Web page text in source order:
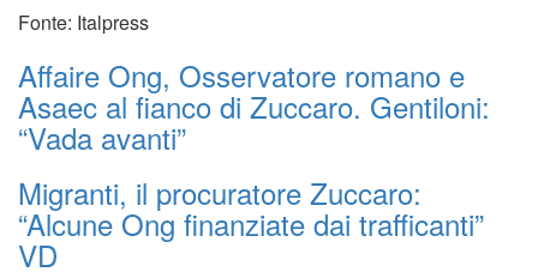
Fonte: Italpress
Affaire Ong, Osservatore romano e
Asaec al fianco di Zuccaro. Gentiloni:
“Vada avanti”
Migranti, il procuratore Zuccaro:
“Alcune Ong finanziate dai trafficanti”
VD